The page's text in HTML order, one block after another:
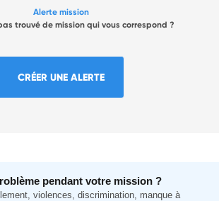
Alerte mission
trouvé de mission qui vous correspond ?
CRÉER UNE ALERTE
pendant votre mission ?
violences, discrimination, manque à